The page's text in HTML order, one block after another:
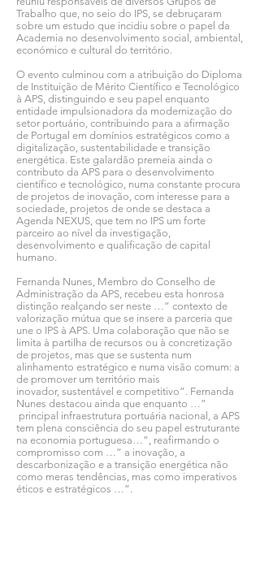
Trabalho que, no seio do IPS, se debruçaram
sobre um estudo que incidiu sobre o papel da
Academia no desenvolvimento social, ambiental,
económico e cultural do território.
O evento culminou com a atribuição do Diploma
de Instituição de Mérito Científico e Tecnológico
à APS, distinguindo e seu papel enquanto
entidade impulsionadora da modernização do
setor portuário, contribuindo para a afirmação
de Portugal em domínios estratégicos como a
digitalização, sustentabilidade e transição
energética. Este galardão premeia ainda o
contributo da APS para o desenvolvimento
científico e tecnológico, numa constante procura
de projetos de inovação, com interesse para a
sociedade, projetos de onde se destaca a
Agenda NEXUS, que tem no IPS um forte
parceiro ao nível da investigação,
desenvolvimento e qualificação de capital
humano.
Fernanda Nunes, Membro do Conselho de
Administração da APS, recebeu esta honrosa
distinção realçando ser neste …” contexto de
valorização mútua que se insere a parceria que
une o IPS à APS. Uma colaboração que não se
limita à partilha de recursos ou à concretização
de projetos, mas que se sustenta num
alinhamento estratégico e numa visão comum: a
de promover um território mais
inovador, sustentável e competitivo”. Fernanda
Nunes destacou ainda que enquanto …”
principal infraestrutura portuária nacional, a APS
tem plena consciência do seu papel estruturante
na economia portuguesa…”, reafirmando o
compromisso com …” a inovação, a
descarbonização e a transição energética não
como meras tendências, mas como imperativos
éticos e estratégicos …”.